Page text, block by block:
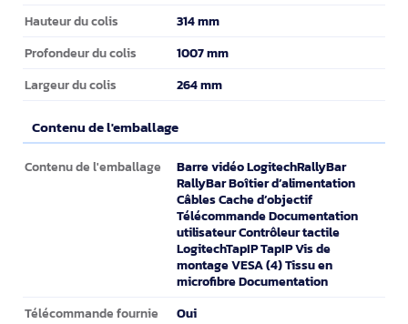
Hauteur du colis 314 mm
Profondeur du colis 1007 mm
Largeur du colis 264 mm
Contenu de l'emballage
Contenu de l'emballage
Contenu de l'emballage
Barre vidéo LogitechRallyBar
RallyBar Boîtier d’alimentation
Câbles Cache d’objectif
Télécommande Documentation
utilisateur Contrôleur tactile
LogitechTapIP TapIP Vis de
montage VESA (4) Tissu en
microfibre Documentation
Télécommande fournie Oui